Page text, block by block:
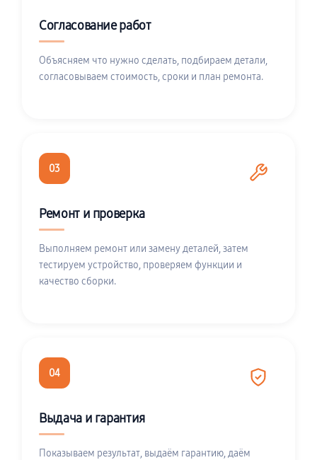
Согласование работ
Объясняем что нужно сделать, подбираем детали,
согласовываем стоимость, сроки и план ремонта.
03
Ремонт и проверка
Выполняем ремонт или замену деталей, затем
тестируем устройство, проверяем функции и
качество сборки.
04
Выдача и гарантия
Показываем результат, выдаём гарантию, даём